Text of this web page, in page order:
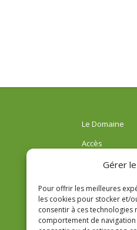
Gérer
Pour offrir les meilleures
les cookies pour stocker et/
consentir à ces
comportement de navigation
Le Domaine
Accès
Réservations